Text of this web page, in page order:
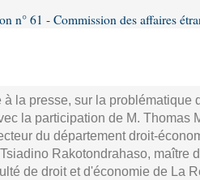
n° 61 - Commission des affaires
à la presse, sur la problématique
la participation de M. Thomas
du département droit-
Rakotondrahaso, maître
de droit et d'économie de La